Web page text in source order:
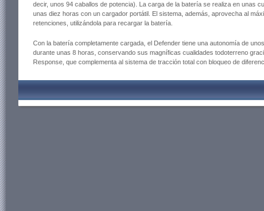
decir, unos 94 caballos de potencia). La carga de la batería se realiza en unas
unas diez horas con un cargador portátil. El sistema, además, aprovecha al
retenciones, utilizándola para recargar la batería.
Con la batería completamente cargada, el Defender tiene una autonomía de
durante unas 8 horas, conservando sus magníficas cualidades todoterreno
Response, que complementa al sistema de tracción total con bloqueo de